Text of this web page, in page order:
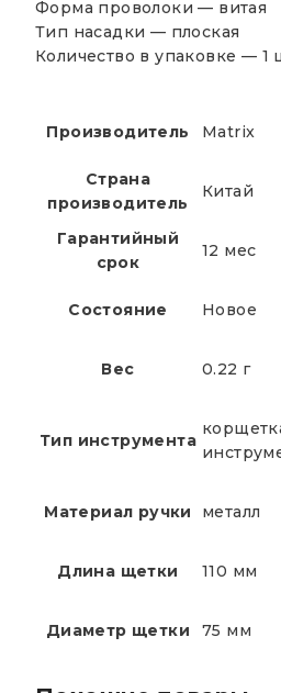
Форма проволоки — витая
Тип насадки — плоская
Количество в упаковке — 1
Производитель Matrix
Страна
производитель
Китай
Гарантийный
срок
12 мес
Состояние Новое
Вес 0.22 г
Тип инструмента
Материал ручки металл
Длина щетки 110 мм
Диаметр щетки 75 мм